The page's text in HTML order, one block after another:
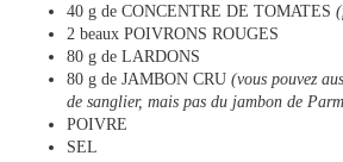
40 g de CONCENTRE DE TOMATES
2 beaux POIVRONS ROUGES
80 g de LARDONS
80 g de JAMBON CRU (vous pouvez
de sanglier, mais pas du jambon de
POIVRE
SEL